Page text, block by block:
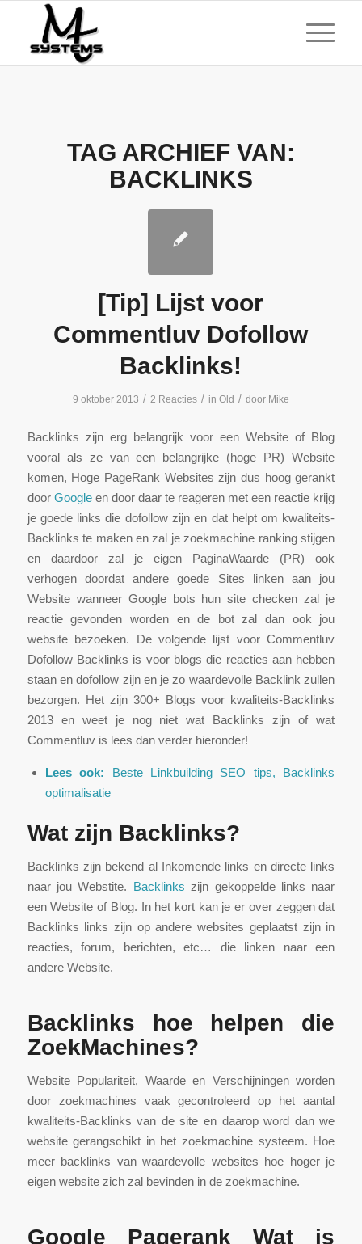
TAG ARCHIEF VAN:
BACKLINKS
[Tip] Lijst voor
Commentluv Dofollow
Backlinks!
9 oktober 2013 / 2 Reacties / in Old / door Mike
Backlinks zijn erg belangrijk voor een Website of Blog
vooral als ze van een belangrijke (hoge PR) Website
komen, Hoge PageRank Websites zijn dus hoog gerankt
door Google en door daar te reageren met een reactie krijg
je goede links die dofollow zijn en dat helpt om kwaliteits-
Backlinks te maken en zal je zoekmachine ranking stijgen
en daardoor zal je eigen PaginaWaarde (PR) ook
verhogen doordat andere goede Sites linken aan jou
Website wanneer Google bots hun site checken zal je
reactie gevonden worden en de bot zal dan ook jou
website bezoeken. De volgende lijst voor Commentluv
Dofollow Backlinks is voor blogs die reacties aan hebben
staan en dofollow zijn en je zo waardevolle Backlink zullen
bezorgen. Het zijn 300+ Blogs voor kwaliteits-Backlinks
2013 en weet je nog niet wat Backlinks zijn of wat
Commentluv is lees dan verder hieronder!
Lees ook: Beste Linkbuilding SEO tips, Backlinks
optimalisatie
Wat zijn Backlinks?
Backlinks zijn bekend al Inkomende links en directe links
naar jou Webstite. Backlinks zijn gekoppelde links naar
een Website of Blog. In het kort kan je er over zeggen dat
Backlinks links zijn op andere websites geplaatst zijn in
reacties, forum, berichten, etc… die linken naar een
andere Website.
Backlinks hoe helpen die
ZoekMachines?
Website Populariteit, Waarde en Verschijningen worden
door zoekmachines vaak gecontroleerd op het aantal
kwaliteits-Backlinks van de site en daarop word dan we
website gerangschikt in het zoekmachine systeem. Hoe
meer backlinks van waardevolle websites hoe hoger je
eigen website zich zal bevinden in de zoekmachine.
Google Pagerank Wat is